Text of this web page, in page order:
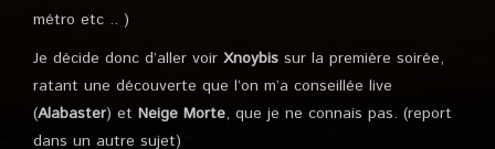
métro etc .. )
Je décide donc d’aller voir Xnoybis sur la première soirée,
ratant une découverte que l’on m’a conseillée live
(Alabaster) et Neige Morte, que je ne connais pas. (report
dans un autre sujet)